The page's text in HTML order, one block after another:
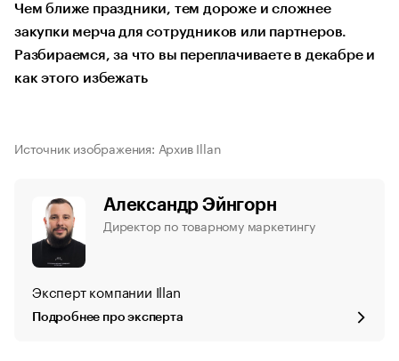
Чем ближе праздники, тем дороже и сложнее
закупки мерча для сотрудников или партнеров.
Разбираемся, за что вы переплачиваете в декабре и
как этого избежать
Источник изображения: Архив Illan
Александр Эйнгорн
Директор по товарному маркетингу
Эксперт компании Illan
Подробнее про эксперта